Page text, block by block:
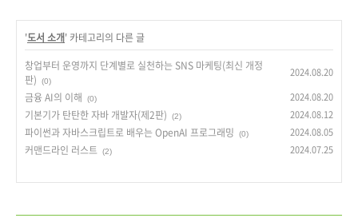
'도서 소개' 카테고리의 다른 글
창업부터 운영까지 단계별로 실천하는 SNS 마케팅(최신 개정
판)
(0)
2024.08.20
금융 AI의 이해 (0) 2024.08.20
기본기가 탄탄한 자바 개발자(제2판) (2) 2024.08.12
파이썬과 자바스크립트로 배우는 OpenAI 프로그래밍 (0) 2024.08.05
커맨드라인 러스트 (2) 2024.07.25